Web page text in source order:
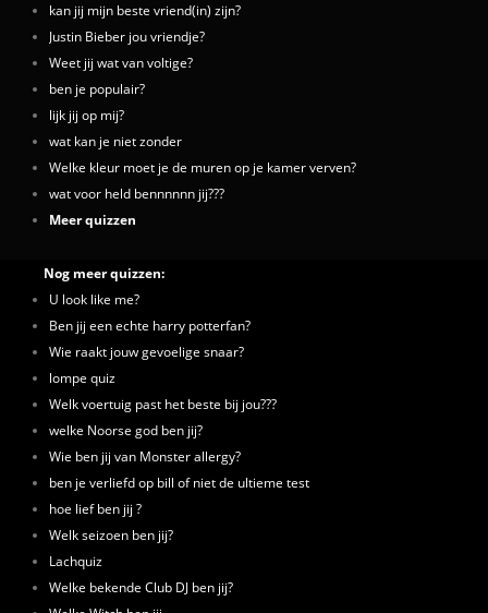
kan jij mijn beste vriend(in) zijn?
Justin Bieber jou vriendje?
Weet jij wat van voltige?
ben je populair?
lijk jij op mij?
wat kan je niet zonder
Welke kleur moet je de muren op je kamer verven?
wat voor held bennnnnn jij???
Meer quizzen
Nog meer quizzen:
U look like me?
Ben jij een echte harry potterfan?
Wie raakt jouw gevoelige snaar?
lompe quiz
Welk voertuig past het beste bij jou???
welke Noorse god ben jij?
Wie ben jij van Monster allergy?
ben je verliefd op bill of niet de ultieme test
hoe lief ben jij ?
Welk seizoen ben jij?
Lachquiz
Welke bekende Club DJ ben jij?